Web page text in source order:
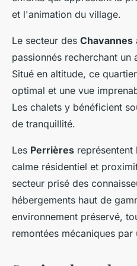
et l'animation du village.
Le secteur des Chavannes
passionnés recherchant un
Situé en altitude, ce
optimal et une vue
Les chalets y bénéficient
de tranquillité.
Les Perrières
calme résidentiel et
secteur prisé des
hébergements haut de
environnement préservé,
remontées mécaniques